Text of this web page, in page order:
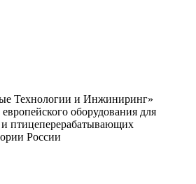
Технологии и Инжиниринг»
оборудования для
птицеперерабатывающих
России